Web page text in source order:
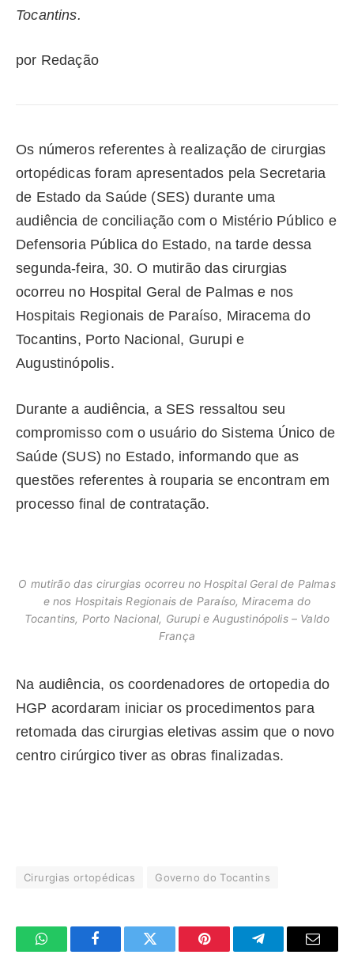
Tocantins.
por Redação
Os números referentes à realização de cirurgias
ortopédicas foram apresentados pela Secretaria
de Estado da Saúde (SES) durante uma
audiência de conciliação com o Mistério Público e
Defensoria Pública do Estado, na tarde dessa
segunda-feira, 30. O mutirão das cirurgias
ocorreu no Hospital Geral de Palmas e nos
Hospitais Regionais de Paraíso, Miracema do
Tocantins, Porto Nacional, Gurupi e
Augustinópolis.
Durante a audiência, a SES ressaltou seu
compromisso com o usuário do Sistema Único de
Saúde (SUS) no Estado, informando que as
questões referentes à rouparia se encontram em
processo final de contratação.
O mutirão das cirurgias ocorreu no Hospital Geral de Palmas
e nos Hospitais Regionais de Paraíso, Miracema do
Tocantins, Porto Nacional, Gurupi e Augustinópolis – Valdo
França
Na audiência, os coordenadores de ortopedia do
HGP acordaram iniciar os procedimentos para
retomada das cirurgias eletivas assim que o novo
centro cirúrgico tiver as obras finalizadas.
Cirurgias ortopédicas Governo do Tocantins
WhatsAppFacebookTwitter Pinterest TelegramaE-